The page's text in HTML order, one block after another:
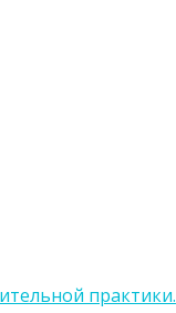
практики.